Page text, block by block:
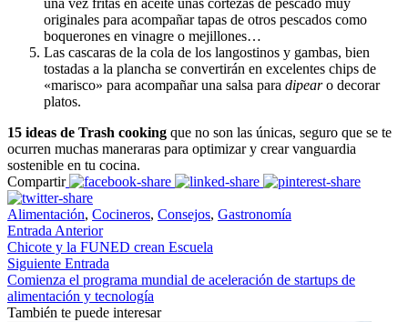
una vez fritas en aceite unas cortezas de pescado muy
originales para acompañar tapas de otros pescados como
boquerones en vinagre o mejillones…
Las cascaras de la cola de los langostinos y gambas, bien
tostadas a la plancha se convertirán en excelentes chips de
«marisco» para acompañar una salsa para dipearo decorar
platos.
15 ideas de Trash cooking que no son las únicas, seguro que se te
ocurren muchas maneraras para optimizar y crear vanguardia
sostenible en tu cocina.
Compartir
Alimentación, Cocineros, Consejos, Gastronomía
Entrada Anterior
Chicote y la FUNED crean Escuela
Siguiente Entrada
Comienza el programa mundial de aceleración de startups de
alimentación y tecnología
También te puede interesar